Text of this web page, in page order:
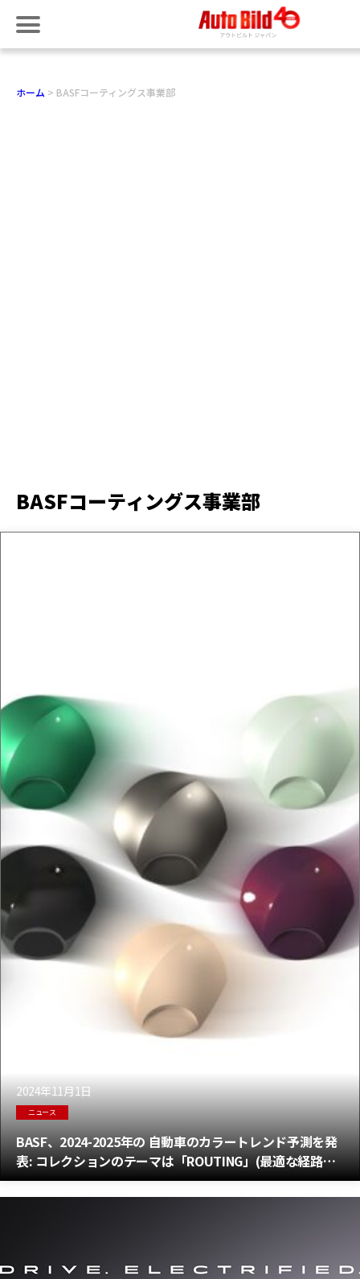
ホーム BASFコーティングス事業部
BASFコーティングス事業部
2024年11月1日
ニュース
BASF、2024-2025年の 自動車のカラートレンド予測を発
表: コレクションのテーマは「ROUTING」(最適な経路選
択)